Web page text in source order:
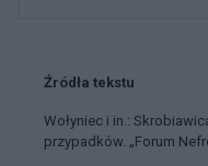
Źródła tekstu
Wołyniec i in.:
przypadków. „Forum